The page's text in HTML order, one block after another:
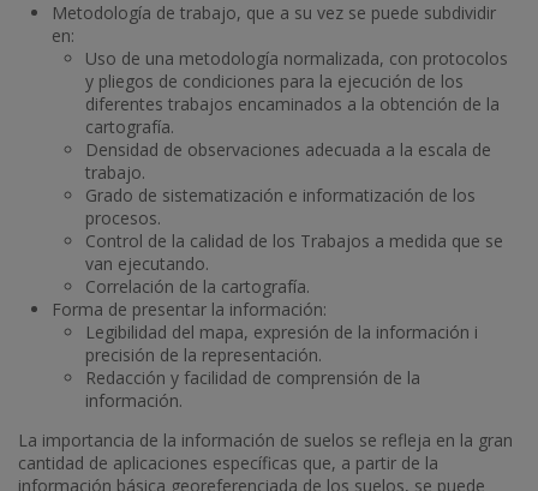
Metodología de trabajo, que a su vez se puede subdividir
en:
Uso de una metodología normalizada, con protocolos
y pliegos de condiciones para la ejecución de los
diferentes trabajos encaminados a la obtención de la
cartografía.
Densidad de observaciones adecuada a la escala de
trabajo.
Grado de sistematización e informatización de los
procesos.
Control de la calidad de los Trabajos a medida que se
van ejecutando.
Correlación de la cartografía.
Forma de presentar la información:
Legibilidad del mapa, expresión de la información i
precisión de la representación.
Redacción y facilidad de comprensión de la
información.
La importancia de la información de suelos se refleja en la gran
cantidad de aplicaciones específicas que, a partir de la
información básica georeferenciada de los suelos, se puede